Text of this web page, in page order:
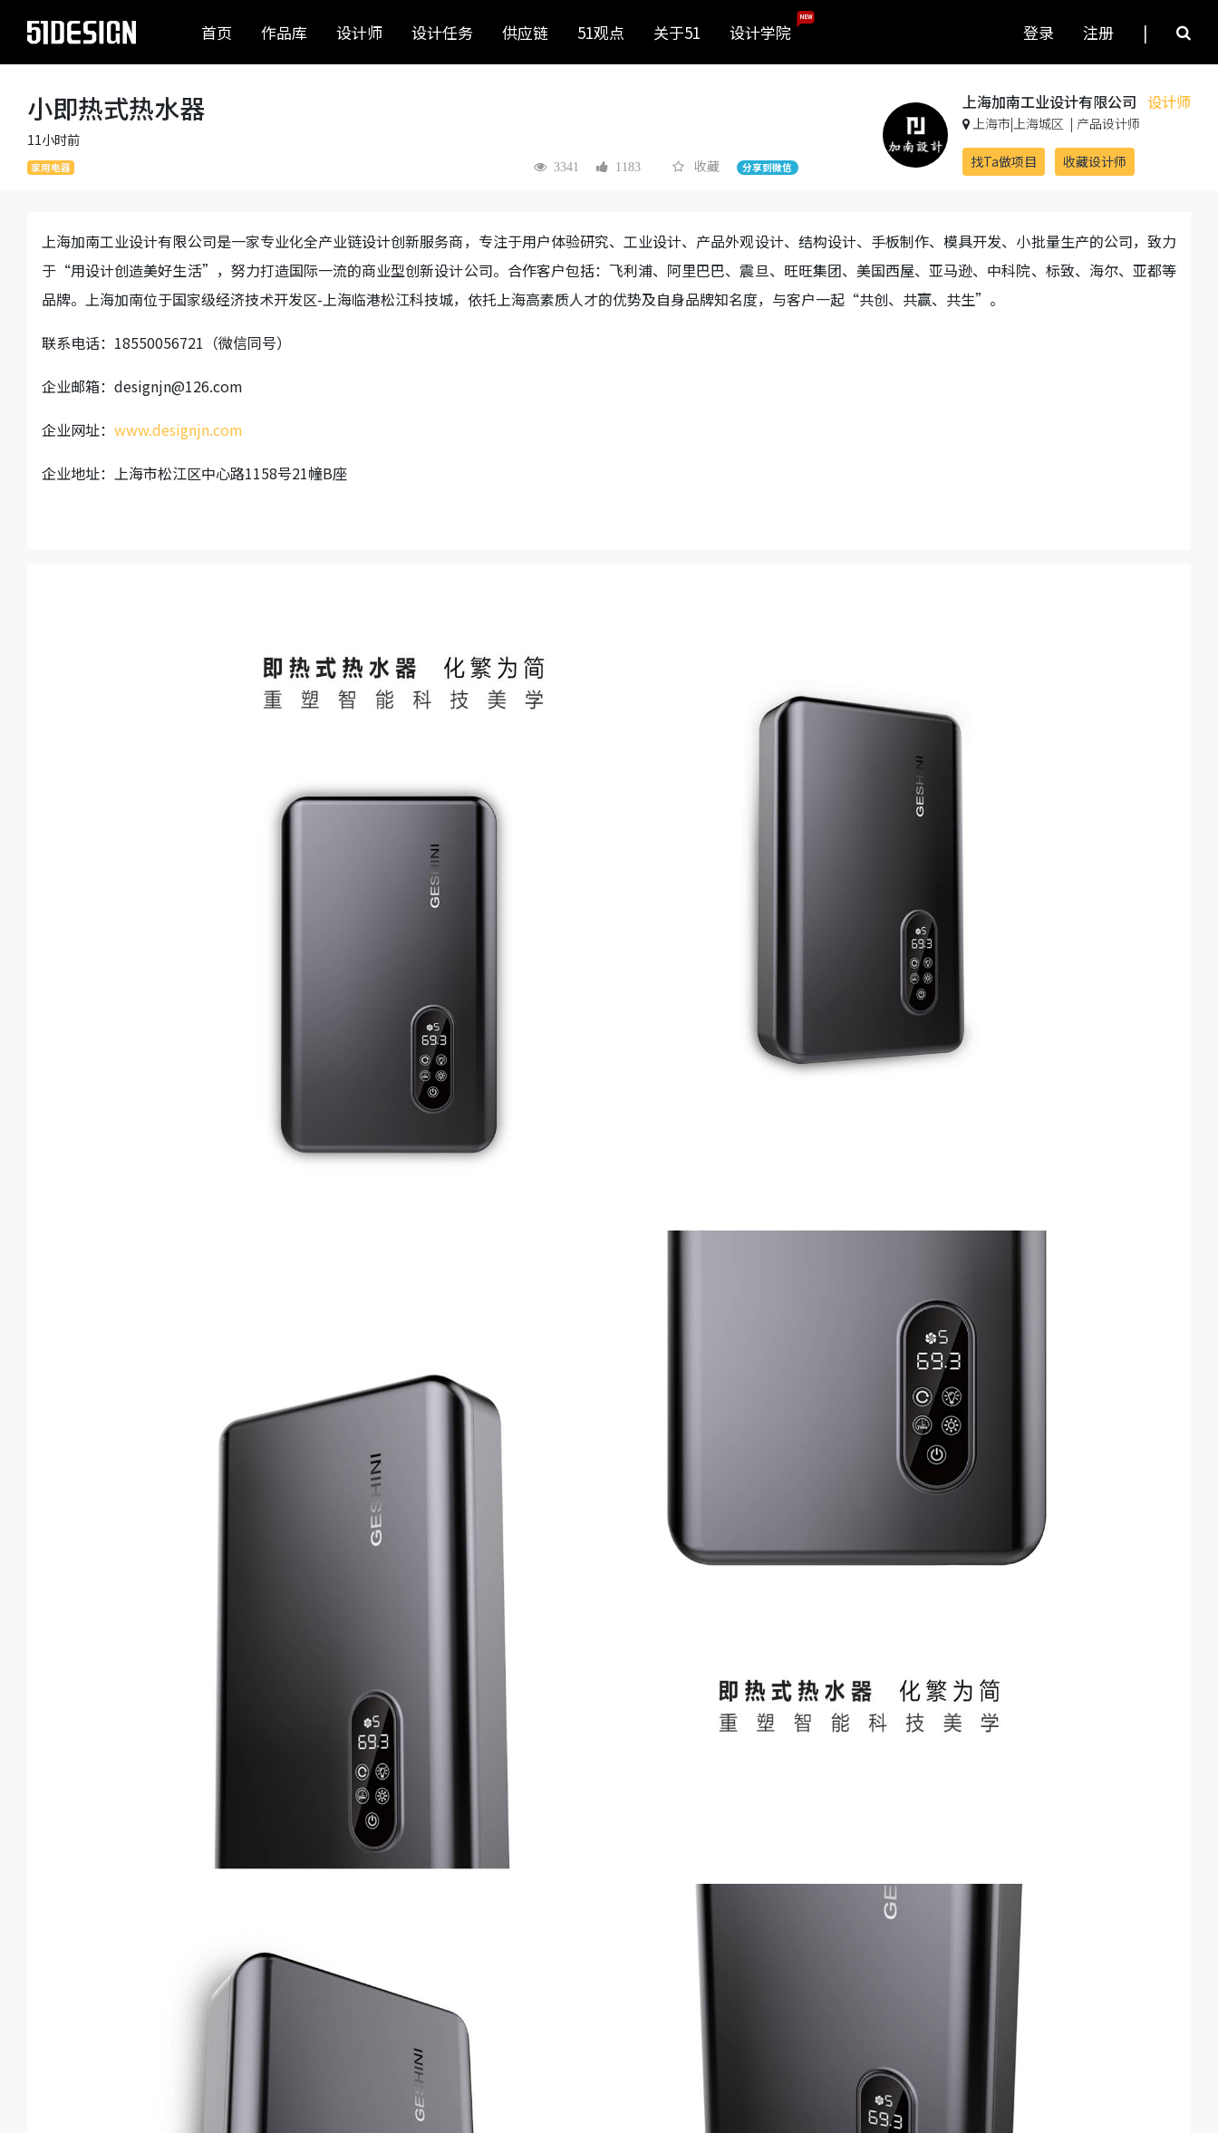
首页 作品库 设计师 设计任务 供应链 51观点 关于51 设计学院
NEW
登录 注册 |
小即热式热水器
11小时前
家用电器 3341 1183 收藏 分享到微信
上海加南工业设计有限公司 设计师
上海市|上海城区 | 产品设计师
找Ta做项目 收藏设计师
上海加南工业设计有限公司是一家专业化全产业链设计创新服务商，专注于用户体验研究、工业设计、产品外观设计、结构设计、手板制作、模具开发、小批量生产的公司，致力
于“用设计创造美好生活”，努力打造国际一流的商业型创新设计公司。合作客户包括：飞利浦、阿里巴巴、震旦、旺旺集团、美国西屋、亚马逊、中科院、标致、海尔、亚都等
品牌。上海加南位于国家级经济技术开发区-上海临港松江科技城，依托上海高素质人才的优势及自身品牌知名度，与客户一起“共创、共赢、共生”。
联系电话：18550056721（微信同号）
企业邮箱：designjn@126.com
企业网址： www.designjn.com
企业地址：上海市松江区中心路1158号21幢B座